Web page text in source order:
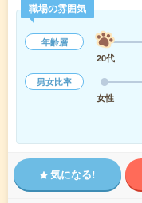
職場の雰囲気
年齢層
20代
男女比率
女性
気になる!